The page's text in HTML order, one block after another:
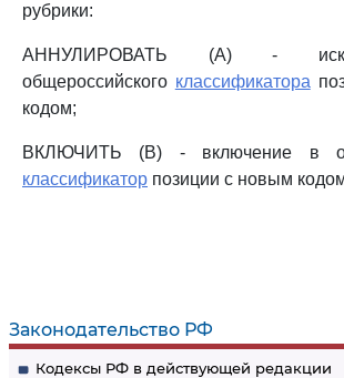
Законодательство РФ
Кодексы РФ в действующей редакции
рубрики:
АННУЛИРОВАТЬ (А) -
общероссийского классификатора
кодом;
ВКЛЮЧИТЬ (В) - включение в
классификатор позиции с новым